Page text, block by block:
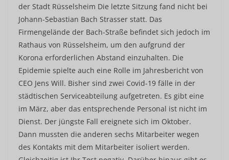
der Stadt Rüsselsheim Die letzte Sitzung fand nicht bei
Johann-Sebastian Bach Strasser statt. Das
Firmengelände der Bach-Straße befindet sich jedoch im
Rathaus von Rüsselsheim, um den aufgrund der
Korona erforderlichen Abstand einzuhalten. Die
Epidemie spielte auch eine Rolle im Jahresbericht von
CEO Jens Will. Bisher sind zwei Covid-19 fälle in der
städtischen Serviceabteilung aufgetreten. Es gibt eine
im März, aber das entsprechende Personal ist nicht im
Dienst. Der jüngste Fall ereignete sich im Oktober.
Dann mussten die anderen sechs Mitarbeiter wegen
des Kontakts mit dem Mitarbeiter isoliert werden.